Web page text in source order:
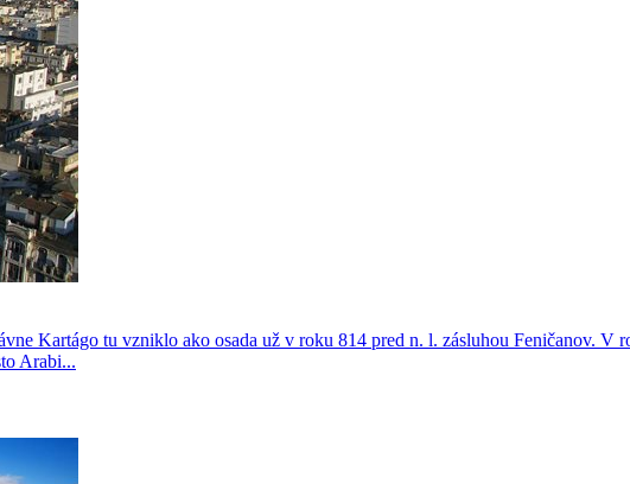
Kartágo tu vzniklo ako osada už v roku 814 pred n. l. zásluhou Feničanov. V
Arabi...